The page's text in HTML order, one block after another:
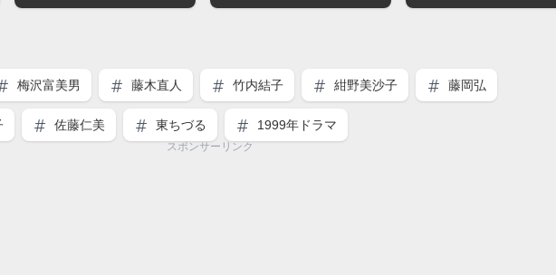
梅沢富美男 藤木直人 竹内結子 紺野美沙子 藤岡弘
佐藤仁美 東ちづる 1999年ドラマ
スポンサーリンク